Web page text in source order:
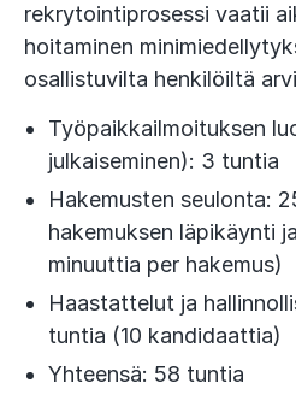
rekrytointiprosessi vaatii
hoitaminen
osallistuvilta henkilöiltä
Työpaikkailmoituksen
julkaiseminen): 3 tuntia
Hakemusten seulonta:
hakemuksen läpikäynti
minuuttia per hakemus)
Haastattelut ja
tuntia (10 kandidaattia)
Yhteensä: 58 tuntia